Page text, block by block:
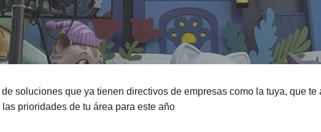
08/01/2024
soluciones que ya tienen directivos de empresas como la tuya, que te
las prioridades de tu área para este año